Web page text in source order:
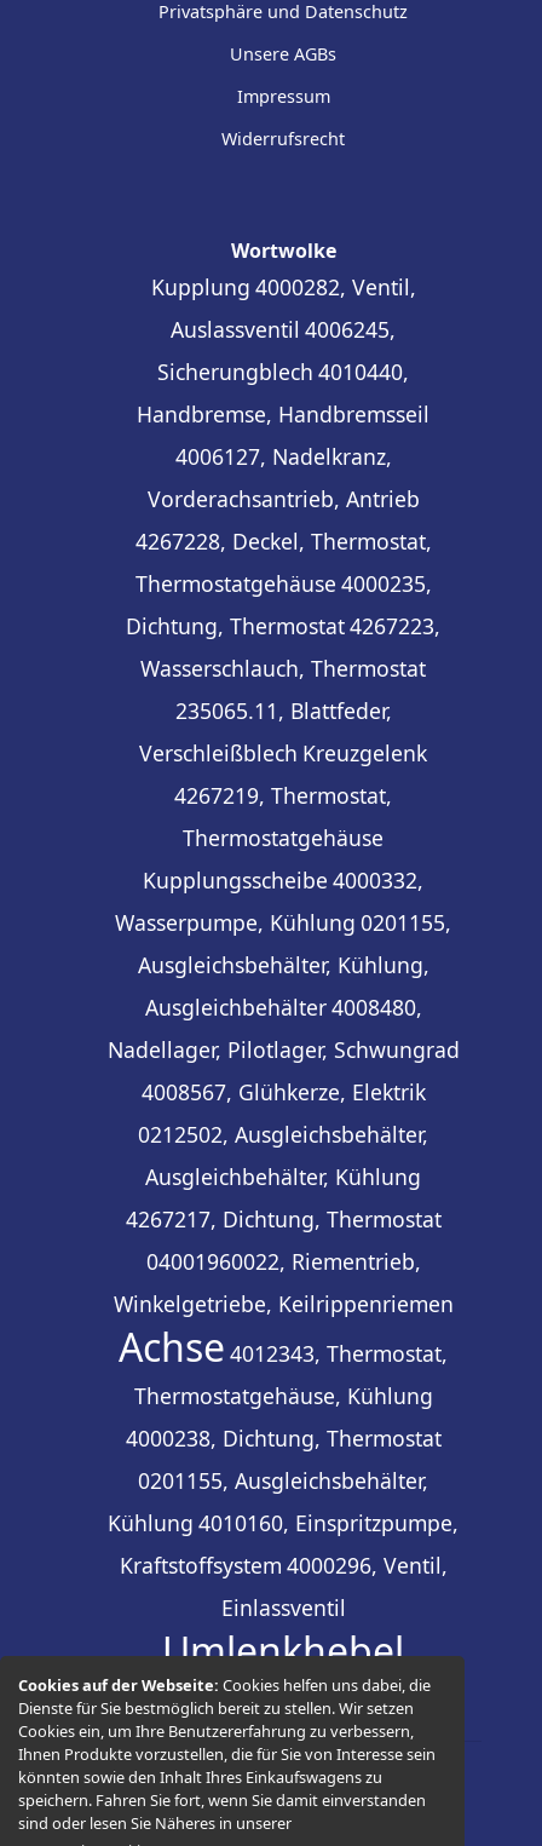
Cookies auf der Webseite:Cookies helfen uns dabei, die
Dienste für Sie bestmöglich bereit zu stellen. Wir setzen
Cookies ein, um Ihre Benutzererfahrung zu verbessern,
Ihnen Produkte vorzustellen, die für Sie von Interesse sein
könnten sowie den Inhalt Ihres Einkaufswagens zu
speichern. Fahren Sie fort, wenn Sie damit einverstanden
sind oder lesen Sie Näheres in unserer
Privatsphäre und Datenschutz
Unsere AGBs
Impressum
Widerrufsrecht
Wortwolke
Kupplung 4000282, Ventil,
Auslassventil 4006245,
Sicherungblech 4010440,
Handbremse, Handbremsseil
4006127, Nadelkranz,
Vorderachsantrieb, Antrieb
4267228, Deckel, Thermostat,
Thermostatgehäuse 4000235,
Dichtung, Thermostat4267223,
Wasserschlauch, Thermostat
235065.11, Blattfeder,
Verschleißblech Kreuzgelenk
4267219, Thermostat,
Thermostatgehäuse
Kupplungsscheibe 4000332,
Wasserpumpe, Kühlung 0201155,
Ausgleichsbehälter, Kühlung,
Ausgleichbehälter4008480,
Nadellager, Pilotlager, Schwungrad
4008567, Glühkerze, Elektrik
0212502, Ausgleichsbehälter,
Ausgleichbehälter, Kühlung
4267217, Dichtung, Thermostat
04001960022, Riementrieb,
Winkelgetriebe, Keilrippenriemen
Achse 4012343, Thermostat,
Thermostatgehäuse, Kühlung
4000238, Dichtung, Thermostat
0201155, Ausgleichsbehälter,
Kühlung 4010160, Einspritzpumpe,
Kraftstoffsystem 4000296, Ventil,
Einlassventil
Umlenkhebel
© 2026 - Thüringer Ersatzteilhandel